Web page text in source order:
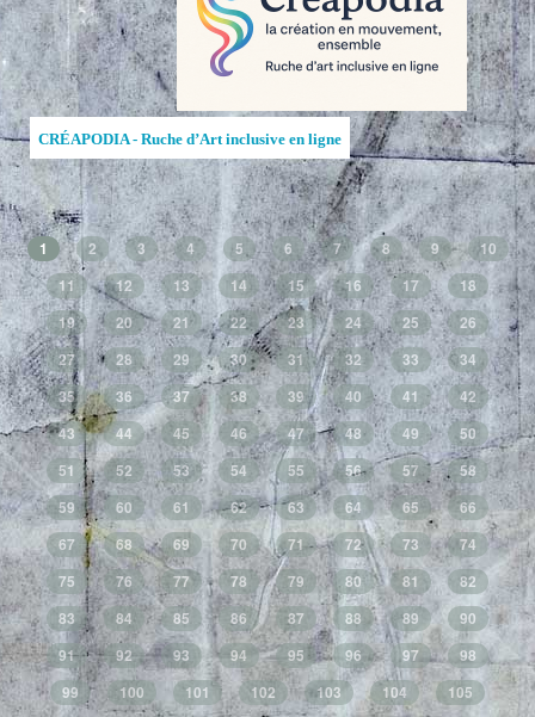
CRÉAPODIA - Ruche d’Art inclusive en ligne
1 2 3 4 5 6 7 8 9
10
11
12 13 14 15 16 17
18
19
20 21 22 23 24 25
26
27
28 29 30 31 32 33
34
35
36 37 38 39 40 41
42
43
44 45 46 47 48 49
50
51
52 53 54 55 56 57
58
59
60 61 62 63 64 65
66
67
68 69 70 71 72 73
74
75
76 77 78 79 80 81
82
83
84 85 86 87 88 89
90
91
92 93 94 95 96 97
98
99
100 101 102 103 104
105